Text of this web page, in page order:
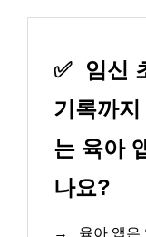
✅
임신
기록까
는 육아
나요?
→
육아 앱은